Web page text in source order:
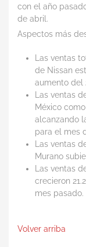
con el año
de abril.
Aspectos más
Las ventas
de Nissan
aumento del
Las ventas
México
alcanzando
para el mes
Las ventas
Murano
Las ventas
crecieron
mes pasado.
Volver arriba